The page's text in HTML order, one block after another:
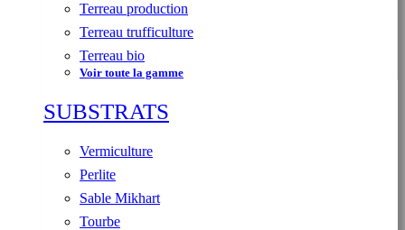
Terreau production
Terreau trufficulture
Terreau bio
Voir toute la gamme
SUBSTRATS
Vermiculture
Perlite
Sable Mikhart
Tourbe